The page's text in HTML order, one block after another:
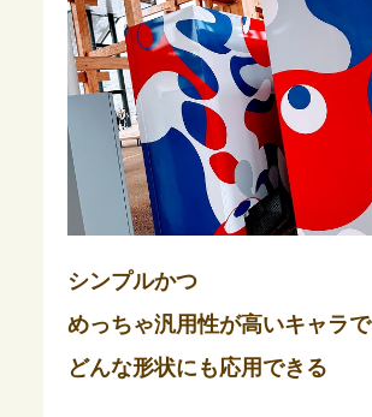
シンプルかつ
めっちゃ汎用性が高いキャラで
どんな形状にも応用できる